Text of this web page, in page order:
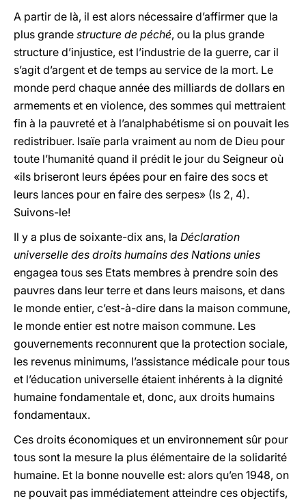
A partir de là, il est alors nécessaire d’affirmer que la
plus grande structure de péché, ou la plus grande
structure d’injustice, est l’industrie de la guerre, car il
s’agit d’argent et de temps au service de la mort. Le
monde perd chaque année des milliards de dollars en
armements et en violence, des sommes qui mettraient
fin à la pauvreté et à l’analphabétisme si on pouvait les
redistribuer. Isaïe parla vraiment au nom de Dieu pour
toute l’humanité quand il prédit le jour du Seigneur où
«ils briseront leurs épées pour en faire des socs et
leurs lances pour en faire des serpes» (Is 2, 4).
Suivons-le!
Il y a plus de soixante-dix ans, la Déclaration
universelle des droits humains des Nations unies
engagea tous ses Etats membres à prendre soin des
pauvres dans leur terre et dans leurs maisons, et dans
le monde entier, c’est-à-dire dans la maison commune,
le monde entier est notre maison commune. Les
gouvernements reconnurent que la protection sociale,
les revenus minimums, l’assistance médicale pour tous
et l’éducation universelle étaient inhérents à la dignité
humaine fondamentale et, donc, aux droits humains
fondamentaux.
Ces droits économiques et un environnement sûr pour
tous sont la mesure la plus élémentaire de la solidarité
humaine. Et la bonne nouvelle est: alors qu’en 1948, on
ne pouvait pas immédiatement atteindre ces objectifs,